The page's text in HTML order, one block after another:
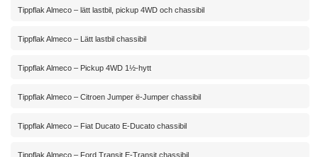
Tippflak Almeco – lätt lastbil, pickup 4WD och chassibil
Tippflak Almeco – Lätt lastbil chassibil
Tippflak Almeco – Pickup 4WD 1½-hytt
Tippflak Almeco – Citroen Jumper ë-Jumper chassibil
Tippflak Almeco – Fiat Ducato E-Ducato chassibil
Tippflak Almeco – Ford Transit E-Transit chassibil